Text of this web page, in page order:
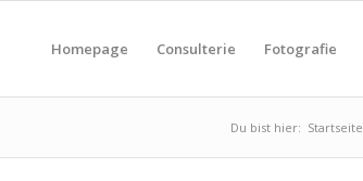
Homepage Consulterie Fotografie
Du bist hier: Startseite